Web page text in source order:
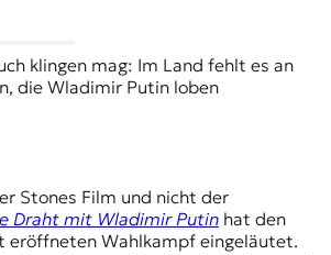
klingen mag: Im Land fehlt es an
die Wladimir Putin loben
Stones Film und nicht der
Draht mit Wladimir Putinhat den
eröffneten Wahlkampf eingeläutet.